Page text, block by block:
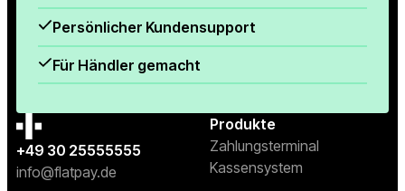
Persönlicher Kundensupport
Für Händler gemacht
+49 30 25555555
info@flatpay.de
Produkte
Zahlungsterminal
Kassensystem